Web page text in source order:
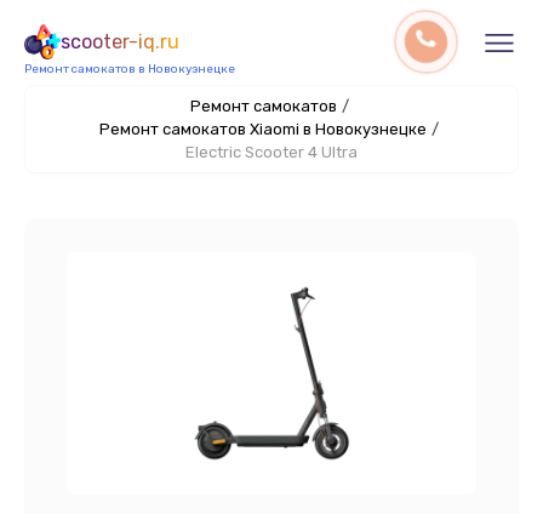
scooter-iq.ru
Ремонт самокатов в Новокузнецке
Ремонт самокатов /
Ремонт самокатов Xiaomi в Новокузнецке /
Electric Scooter 4 Ultra